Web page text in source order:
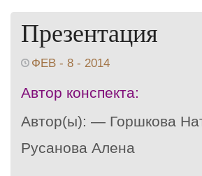
Презентация
ФЕВ - 8 - 2014
Автор конспекта:
Автор(ы): — Горшкова
Русанова Алена